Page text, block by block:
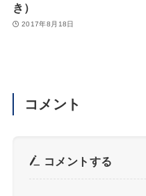
き）
2017年8月18日
コメント
コメントする